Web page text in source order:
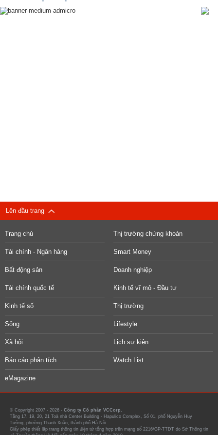
Lên đầu trang
Trang chủ Thị trường chứng khoán
Tài chính - Ngân hàng Smart Money
Bất động sản Doanh nghiệp
Tài chính quốc tế Kinh tế vĩ mô - Đầu tư
Kinh tế số Thị trường
Sống Lifestyle
Xã hội Lịch sự kiện
Báo cáo phân tích Watch List
eMagazine
© Copyright 2007 - 2026 - Công ty Cổ phần VCCorp.
Tầng 17, 19, 20, 21 Toà nhà Center Building - Hapulico Complex, Số 01, phố Nguyễn Huy
Tưởng, phường Thanh Xuân, thành phố Hà Nội
Giấy phép thiết lập trang thông tin điện tử tổng hợp trên mạng số 2216/GP-TTĐT do Sở Thông tin